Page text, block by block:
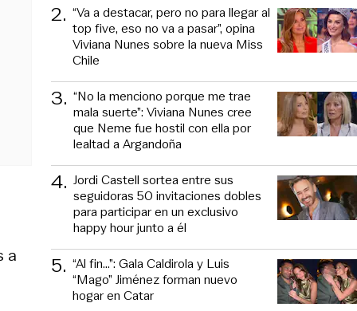
a
2. “Va a destacar, pero no para llegar al
top five, eso no va a pasar”, opina
Viviana Nunes sobre la nueva Miss
Chile
3. “No la menciono porque me trae
mala suerte”: Viviana Nunes cree
que Neme fue hostil con ella por
lealtad a Argandoña
4. Jordi Castell sortea entre sus
seguidoras 50 invitaciones dobles
para participar en un exclusivo
happy hour junto a él
5. “Al fin…”: Gala Caldirola y Luis
“Mago” Jiménez forman nuevo
hogar en Catar